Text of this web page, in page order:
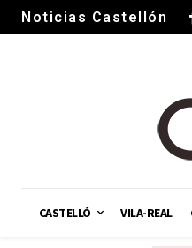
Noticias Castellón
CASTELLÓ VILA-REAL